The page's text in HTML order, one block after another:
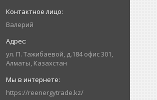
Валерий
ул. П. Тажибаевой, д.184 офис 301,
Алматы, Казахстан
https://reenergytrade.kz/